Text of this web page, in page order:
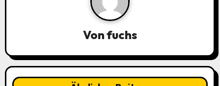
g
Vonfuchs